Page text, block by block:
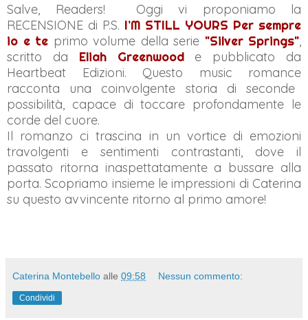
Salve, Readers! Oggi vi proponiamo la
RECENSIONE di P.S. I’M STILL YOURS Per sempre
io e te primo volume della serie "Silver Springs",
scritto da Eliah Greenwoode pubblicato da
Heartbeat Edizioni. Questo
music romance
racconta una coinvolgente storia di seconde
possibilità, capace di toccare profondamente le
corde del cuore.
Il romanzo ci trascina in un vortice di emozioni
travolgenti e sentimenti contrastanti, dove il
passato ritorna inaspettatamente a bussare alla
porta. Scopriamo insieme le impressioni di Caterina
su questo avvincente ritorno al primo amore!
Caterina Montebello alle 09:58 Nessun commento:
Condividi